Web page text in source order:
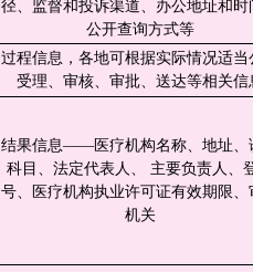
径、监督和投诉渠道、办公地址和时
公开查询方式等
过程信息，各地可根据实际情况适当
受理、审核、审批、送达等相关信
结果信息——医疗机构名称、地址、
科目、法定代表人、 主要负责人、
号、医疗机构执业许可证有效期限、
机关